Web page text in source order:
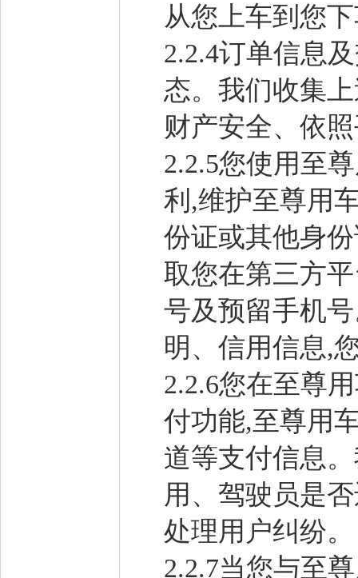
从您上车到您
2.2.4订单信息
态。我们收集
财产安全、依
2.2.5您使用至
利,维护至尊用
份证或其他身
取您在第三方
号及预留手机
明、信用信息,
2.2.6您在至尊
付功能,至尊用
道等支付信息
用、驾驶员是
处理用户纠纷。
2.2.7当您与至